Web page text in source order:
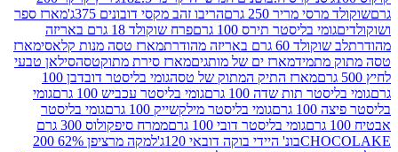
מריר 250 גרם
הריבו זהב מקסי דובונים 375ג'
מארז ספר
בליסטר תירס 100 גרם
פרח שוקולד 18 גרם באריזה
60 גרם באריזה מהודרת
מארז טסה מנות קלאסי מארז
מארז ים של מותגיםמארז סירת מתוקטסהסילאן טבעי
מארז התיק המתוק של טסה
גומי בליסטר דובדבן 100
תות שדה 100 גרם
גומי בליסטר עכביש 100 גרם
גומי
גרם
גומי בליסטר מילקשייק 100 גרם
גומי בליסטר
גומי בליסטר דובי 100 גרם
ממרח סיפקולוס 300 גרם
בונ' היידי בוקה דובאי 120ג'
למקה מרציפן 62% 200